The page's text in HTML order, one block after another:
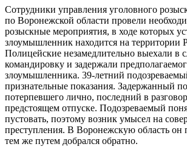
Сотрудники управления уголовного
по Воронежской области провели
розыскные мероприятия, в ходе которых
злоумышленник находится на территории
Полицейские незамедлительно выехали в
командировку и задержали
злоумышленника. 39-летний
признательные показания. Задержанный
потерпевшего лично, последний в
предстоящем отпуске. Подозреваемый
пустовать, поэтому возник умысел на
преступления. В Воронежскую область он
тем же путем добрался обратно.